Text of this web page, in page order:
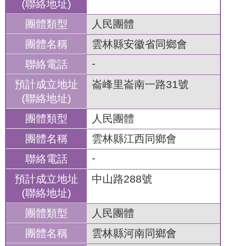
人民團體
雲林縣安徽省同鄉會
-
崙峰里崙南一路31號
人民團體
雲林縣江西同鄉會
-
中山路288號
人民團體
雲林縣河南同鄉會